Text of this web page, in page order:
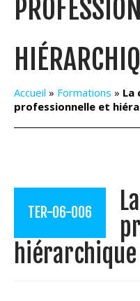
Accueil » Formations » La
professionnelle et
TER-06-006
hiérarchique